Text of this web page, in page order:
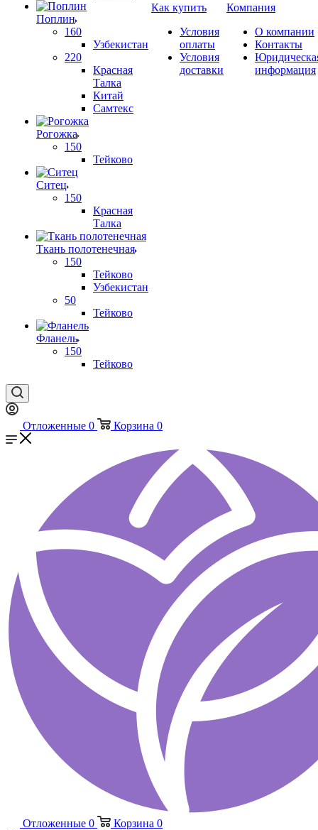
Поплин
160
Узбекистан
220
Красная
Талка
Китай
Самтекс
Рогожка
150
Тейково
Ситец
150
Красная
Талка
Ткань полотенечная
150
Тейково
Узбекистан
50
Тейково
Фланель
150
Тейково
Как купить
Условия
оплаты
Условия
доставки
Компания
О компании
Контакты
информация
Отложенные 0 Корзина 0
Отложенные 0 Корзина 0